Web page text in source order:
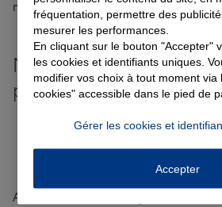
Retraite
Tous nos devis d'assurance
moment
Nos offres d'assurance
plus grandes villes de
Toutes les agences Allianz
Tous nos guides et
Accueil
fréquentation, permettre des
mesurer les performances.
En cliquant sur le bouton "Accepter"
les cookies et identifiants uniques.
modifier vos choix à tout moment via
cookies" accessible dans le pied de
Gérer les cookies et
Accepter